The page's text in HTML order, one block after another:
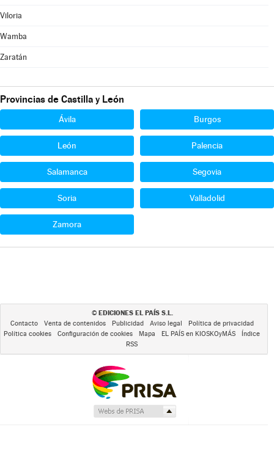
Viloria
Wamba
Zaratán
Provincias de Castilla y León
Ávila Burgos
León Palencia
Salamanca Segovia
Soria Valladolid
Zamora
© EDICIONES EL PAÍS S.L.
Contacto Venta de contenidos Publicidad Aviso legal
Política de privacidad
Política cookies
Configuración de cookies Mapa EL PAÍS en KIOSKOyMÁS
Índice
RSS